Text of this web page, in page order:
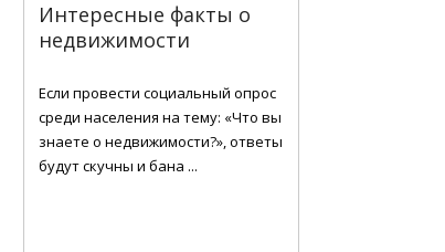
Интересные факты о
недвижимости
Если провести социальный опрос
среди населения на тему: «Что вы
знаете о недвижимости?», ответы
будут скучны и бана ...